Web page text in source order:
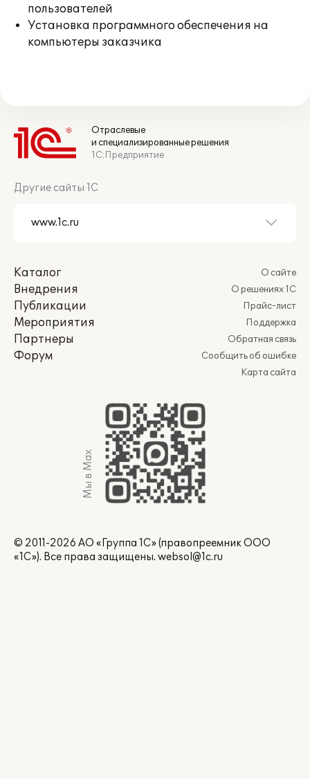
пользователей
Установка программного обеспечения на
компьютеры заказчика
Отраслевые
и специализированные решения
1С:Предприятие
Другие сайты 1С
Каталог
Внедрения
Публикации
Мероприятия
Партнеры
Форум
О сайте
О решениях 1С
Прайс-лист
Поддержка
Обратная связь
Сообщить об ошибке
Карта сайта
Мы в Max
© 2011-2026 АО «Группа 1С» (правопреемник ООО
«1С»). Все права защищены. websol@1c.ru